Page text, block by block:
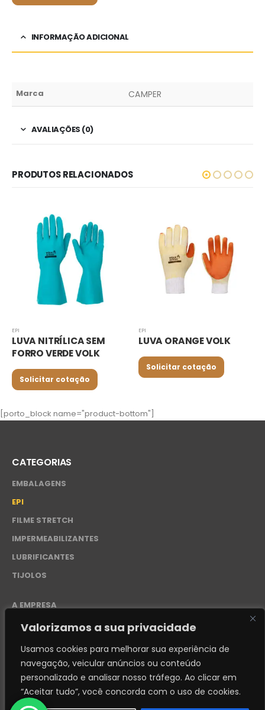
Valorizamos a sua privacidade
Usamos cookies para melhorar sua experiência de
navegação, veicular anúncios ou conteúdo
personalizado e analisar nosso tráfego. Ao clicar em
“Aceitar tudo”, você concorda com o uso de cookies.
INFORMAÇÃO ADICIONAL
Marca CAMPER
AVALIAÇÕES (0)
PRODUTOS RELACIONADOS
LUVA ORANGE VOLK
Solicitar cotação
LUVA TÁTIL BLACK
Solicitar cotação
[porto_block name="product-bottom"]
CATEGORIAS
EMBALAGENS
EPI
FILME STRETCH
IMPERMEABILIZANTES
LUBRIFICANTES
TIJOLOS
A EMPRESA
POLÍTICA DE PRIVACIDADE – LGPD
© 2024. Distribuidora REI - 50.276.228/0001-87 - Desenvolvido
porFABIANDESIGN